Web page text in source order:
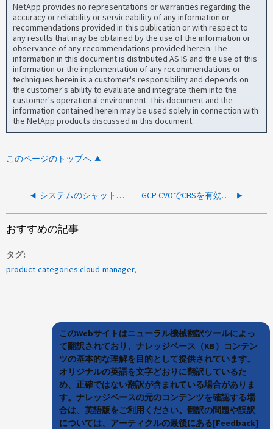
NetApp provides no representations or warranties regarding the
accuracy or reliability or serviceability of any information or
recommendations provided in this publication or with respect to
any results that may be obtained by the use of the information or
observance of any recommendations provided herein. The
information in this document is distributed AS IS and the use of this
information or the implementation of any recommendations or
techniques herein is a customer's responsibility and depends on
the customer's ability to evaluate and integrate them into the
customer's operational environment. This document and the
information contained herein may be used solely in connection with
the NetApp products discussed in this document.
このページのトップへ
システムのシャットダウンに失敗しました。エラー：CVO シャットダウン中に unmount_varfs が検出されました GCP CVOでCBSを有効にできない
おすすめの記事
タグ
product-categories:cloud-manager
このWebサイトはニューラル機械翻訳ツールによっ
て翻訳されており、ナレッジベース（KB）コンテン
ツの基本的な理解を目的として提供されています。
オリジナルの英語を文字どおりに翻訳しているた
め、正確ではない翻訳が含まれている場合がありま
す。ナレッジベースの元のコンテンツを確認する場
合は、英語版をご利用ください。翻訳の問題や誤訳
については、アーティクルの最後にある[Feedback]